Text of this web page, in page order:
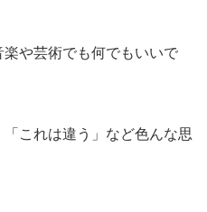
や芸術でも何でもいいで
これは違う」など色んな思